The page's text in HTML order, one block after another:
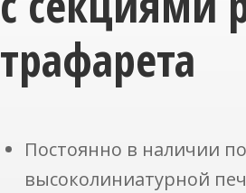
трафарета
Постоянно в наличии
высоколиниатурной